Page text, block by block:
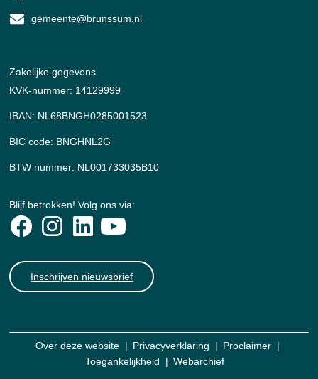
gemeente@brunssum.nl
Zakelijke gegevens
KVK-nummer: 14129999
IBAN: NL68BNGH0285001523
BIC code: BNGHNL2G
BTW nummer: NL001733035B10
Blijf betrokken! Volg ons via:
Inschrijven nieuwsbrief
Over deze website Privacyverklaring
Proclaimer
Toegankelijkheid
Webarchief